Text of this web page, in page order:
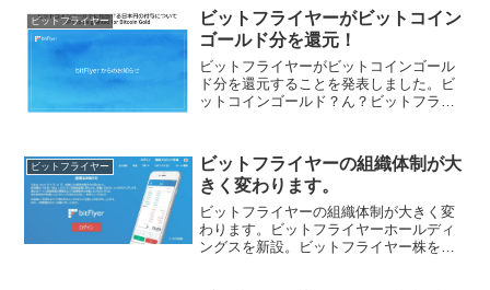
マーケットのOpenseaで使われていま
す。ビッ...
ビットフライヤー
ビットフライヤーがビットコイン
ゴールド分を還元！
ビットフライヤーがビットコインゴール
ド分を還元することを発表しました。ビ
ットコインゴールド？ん？ビットフライ
ね。そのときにビットフライヤーが得て
いるビットコインゴールド...
ビットフライヤー
ビットフライヤーの組織体制が大
きく変わります。
ビットフライヤーの組織体制が大きく変
わります。ビットフライヤーホールディ
ングスを新設。ビットフライヤー株をホ